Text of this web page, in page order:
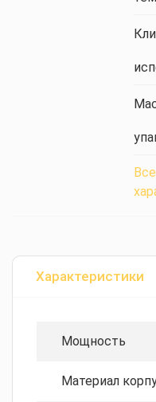
Все
Характеристики
Мощность
Материал